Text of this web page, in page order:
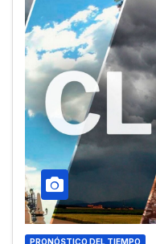
PRONÓSTICO DEL TIEMPO